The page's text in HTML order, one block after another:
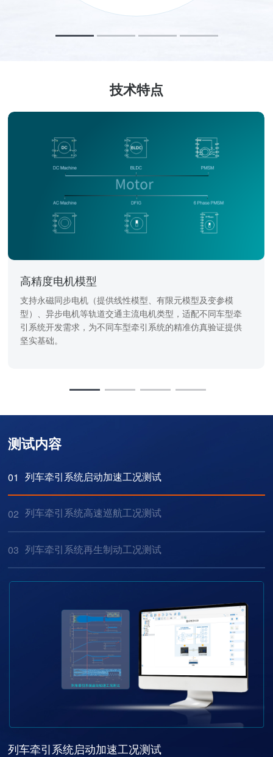
技术特点
高精度电机模型
支持永磁同步电机（提供线性模型、有限元模型及变参模
型）、异步电机等轨道交通主流电机类型，适配不同车型牵
引系统开发需求，为不同车型牵引系统的精准仿真验证提供
坚实基础。
测试内容
01 列车牵引系统启动加速工况测试
02 列车牵引系统高速巡航工况测试
03 列车牵引系统再生制动工况测试
列车牵引系统启动加速工况测试